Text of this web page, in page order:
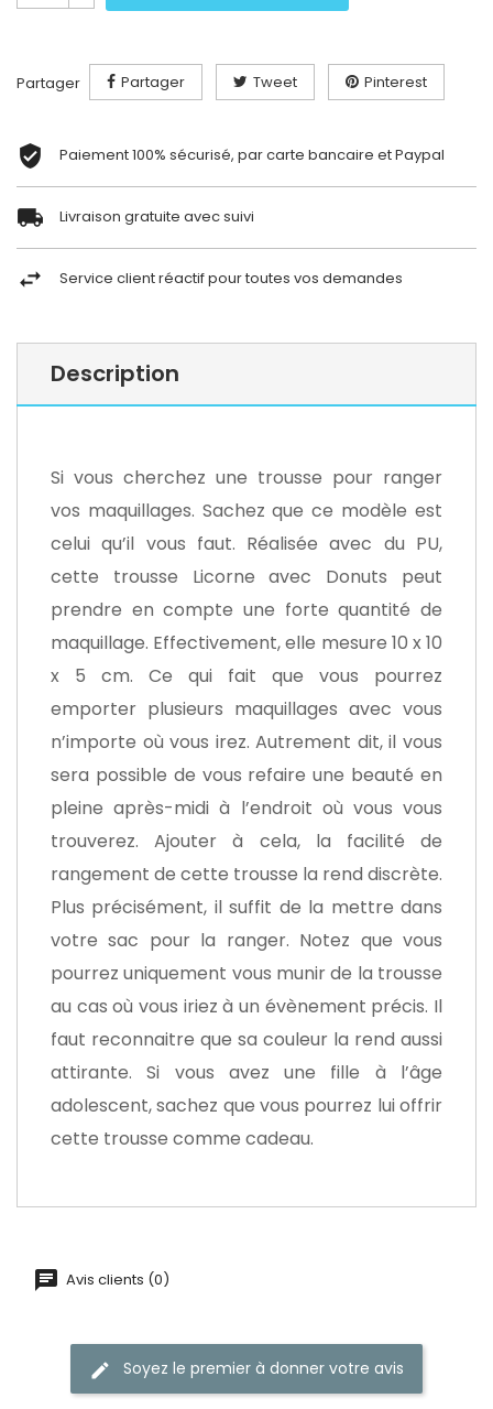
Partager Partager Tweet Pinterest
Paiement 100% sécurisé, par carte bancaire et Paypal
Livraison gratuite avec suivi
Service client réactif pour toutes vos demandes
Description
Si vous cherchez une trousse pour ranger
vos maquillages. Sachez que ce modèle est
celui qu’il vous faut. Réalisée avec du PU,
cette trousse Licorne avec Donuts peut
prendre en compte une forte quantité de
maquillage. Effectivement, elle mesure 10 x 10
x 5 cm. Ce qui fait que vous pourrez
emporter plusieurs maquillages avec vous
n’importe où vous irez. Autrement dit, il vous
sera possible de vous refaire une beauté en
pleine après-midi à l’endroit où vous vous
trouverez. Ajouter à cela, la facilité de
rangement de cette trousse la rend discrète.
Plus précisément, il suffit de la mettre dans
votre sac pour la ranger. Notez que vous
pourrez uniquement vous munir de la trousse
au cas où vous iriez à un évènement précis. Il
faut reconnaitre que sa couleur la rend aussi
attirante. Si vous avez une fille à l’âge
adolescent, sachez que vous pourrez lui offrir
cette trousse comme cadeau.
Avis clients (0)
Soyez le premier à donner votre avis